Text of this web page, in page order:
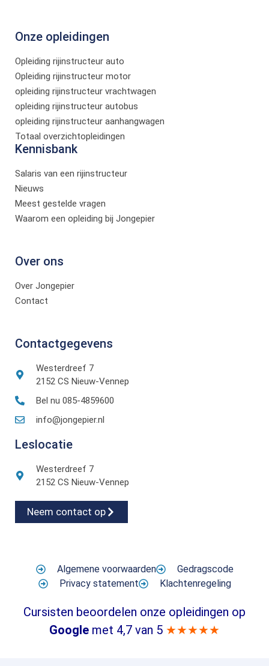
Onze opleidingen
Opleiding rijinstructeur auto
Opleiding rijinstructeur motor
opleiding rijinstructeur vrachtwagen
opleiding rijinstructeur autobus
opleiding rijinstructeur aanhangwagen
Totaal overzichtopleidingen
Kennisbank
Salaris van een rijinstructeur
Nieuws
Meest gestelde vragen
Waarom een opleiding bij Jongepier
Over ons
Over Jongepier
Contact
Contactgegevens
Westerdreef 7
2152 CS Nieuw-Vennep
Bel nu 085-4859600
info@jongepier.nl
Leslocatie
Westerdreef 7
2152 CS Nieuw-Vennep
Neem contact op
Algemene voorwaarden
Gedragscode
Privacy statement
Klachtenregeling
Cursisten beoordelen onze opleidingen op
Google met 4,7 van 5 ★★★★★